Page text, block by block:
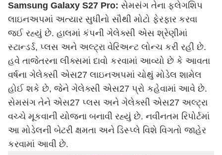
Samsung Galaxy S27 Pro: સેમસંગ તેના ફ્લેગશિપ
લાઇનઅપમાં અત્યાર સુધીનો સૌથી મોટો ફેરફાર કરવા
જઈ રહ્યું છે. હાલમાં કંપની ગેલેક્સી એસ શ્રેણીમાં
સ્ટાન્ડર્ડ, પ્લસ અને અલ્ટ્રા વેરિઅન્ટ લોન્ચ કરી રહી છે.
હવે તાજેતરના લીક્સમાં દાવો કરવામાં આવ્યો છે કે આવતા
વર્ષના ગેલેક્સી એસ27 લાઇનઅપમાં ચોથું મોડેલ શામેલ
હોઈ શકે છે, જેને ગેલેક્સી એસ27 પ્રો કહેવામાં આવે છે.
સેમસંગ તેને એસ27 પ્લસ અને ગેલેક્સી એસ27 અલ્ટ્રા
વચ્ચે મૂકવાની યોજના બનાવી રહ્યું છે. નવીનતમ રિપોર્ટમાં
આ મોડેલની બેટરી ક્ષમતા અને ડિસ્પ્લે વિશે વિગતો જાહેર
કરવામાં આવી છે.